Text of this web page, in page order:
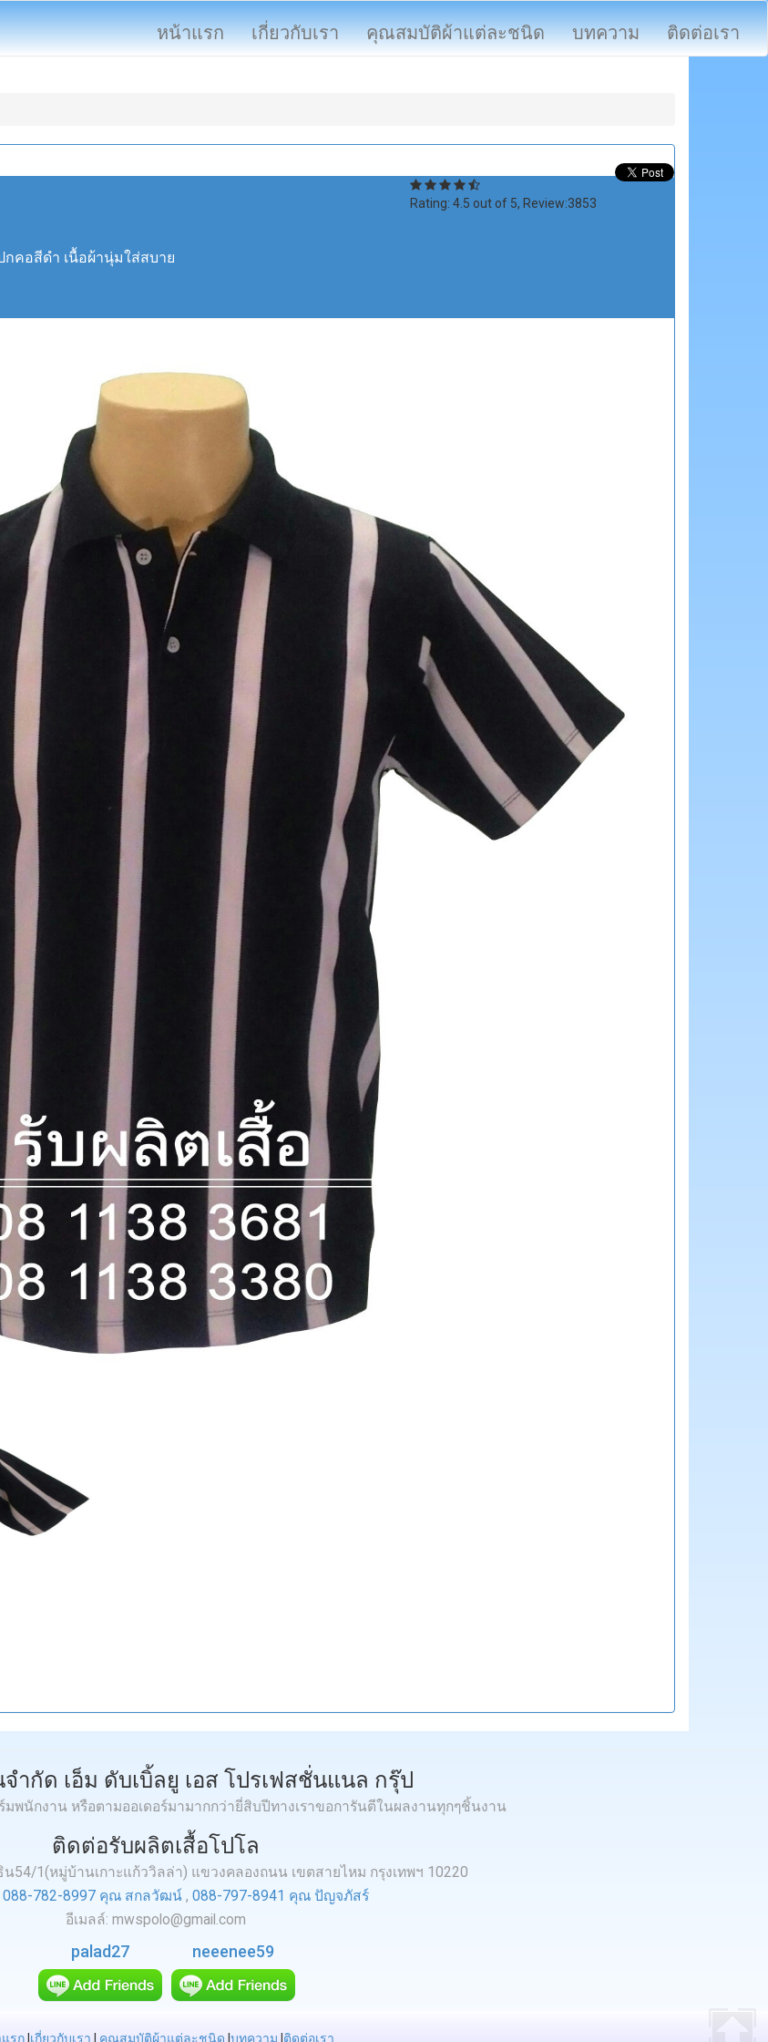
หน้าแรก เกี่ยวกับเรา คุณสมบัติผ้าแต่ละชนิด บทความ ติดต่อเรา
Rating: 4.5 out of 5, Review:3853
คอสีดำ เนื้อผ้านุ่มใส่สบาย
ำกัด เอ็ม ดับเบิ้ลยู เอส โปรเฟสชั่นแนล กรุ๊ป
มพนักงาน หรือตามออเดอร์มามากกว่ายี่สิบปีทางเราขอการันตีในผลงานทุกๆชิ้นงาน
ติดต่อรับผลิตเสื้อโปโล
54/1(หมู่บ้านเกาะแก้ววิลล่า) แขวงคลองถนน เขตสายไหม กรุงเทพฯ 10220
088-782-8997 คุณ สกลวัฒน์ , 088-797-8941 คุณ ปัญจภัสร์
อีเมลล์: mwspolo@gmail.com
palad27 neeenee59
รก เกี่ยวกับเรา คุณสมบัติผ้าแต่ละชนิด บทความ ติดต่อเรา